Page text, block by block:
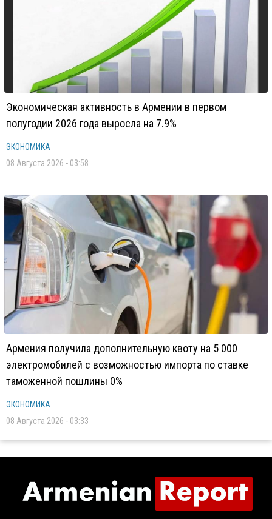
Экономическая активность в Армении в первом
полугодии 2026 года выросла на 7.9%
ЭКОНОМИКА
08 Августа 2026 - 03:58
Армения получила дополнительную квоту на 5 000
электромобилей с возможностью импорта по ставке
таможенной пошлины 0%
ЭКОНОМИКА
08 Августа 2026 - 03:33